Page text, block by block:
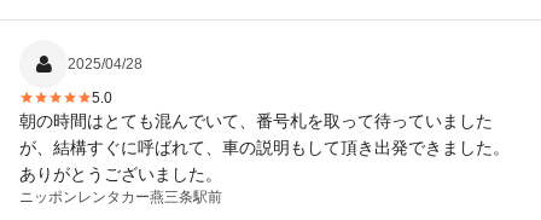
2025/04/28
5.0
朝の時間はとても混んでいて、番号札を取って待っていました
が、結構すぐに呼ばれて、車の説明もして頂き出発できました。
ありがとうございました。
ニッポンレンタカー燕三条駅前